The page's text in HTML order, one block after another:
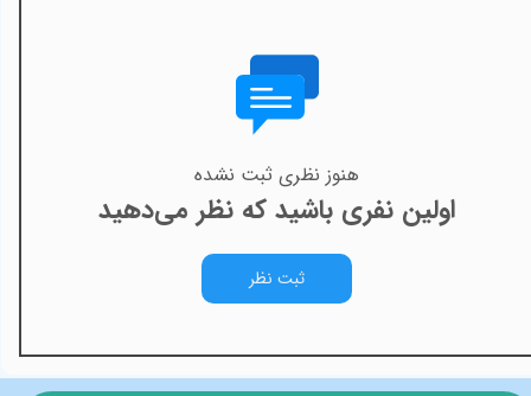
هنوز نظری ثبت نشده
اولین نفری باشید که نظر می‌دهید
ثبت نظر